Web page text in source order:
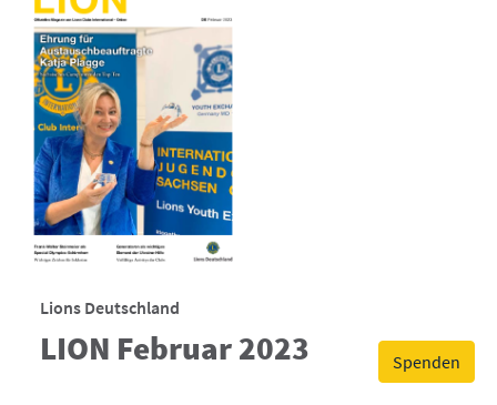
Spenden
Lions Deutschland
LION Februar 2023